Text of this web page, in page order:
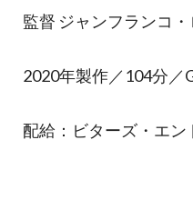
監督 ジャンフランコ
2020年製作／104分／
配給：ビターズ・エン